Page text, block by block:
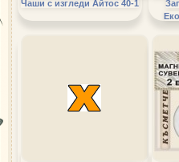
Чаши с изгледи Айтос 40-1